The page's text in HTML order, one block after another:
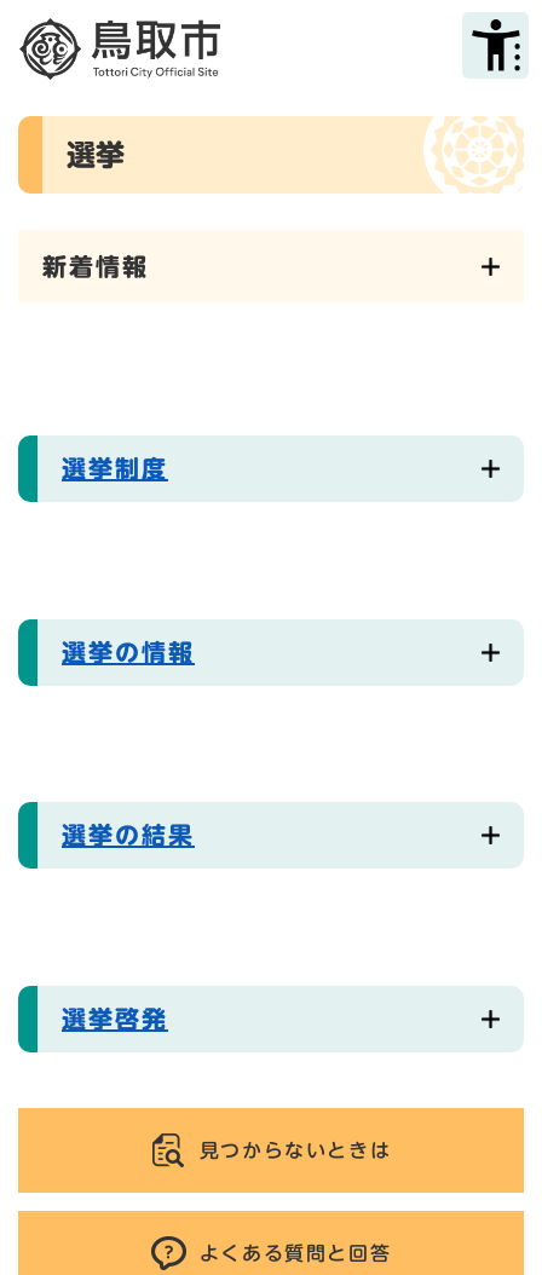
メニューを飛ばして本文へ
本
選挙
新着情報
選挙制度
選挙の情報
選挙の結果
選挙啓発
見つからないときは
よくある質問と回答